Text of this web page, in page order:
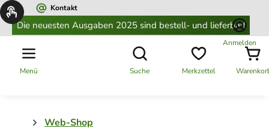
springen
Die neuesten Ausgaben 2025 sind bestell- und lieferbar!
Kontakt
Anmelden
Menü Suche Merkzettel
Web-Shop